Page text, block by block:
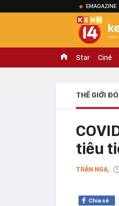
EMAGAZINE
Star Ciné
THẾ GIỚI
tiêu
TRẦN NGA,
Chia sẻ